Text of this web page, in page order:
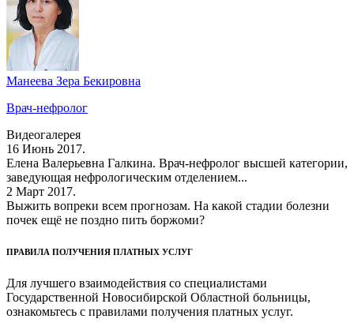
Манеева Зера Бекировна
Врач-нефролог
Видеогалерея
16 Июнь 2017.
Елена Валерьевна Галкина. Врач-нефролог высшей категории,
заведующая нефрологическим отделением...
2 Март 2017.
Выжить вопреки всем прогнозам. На какой стадии болезни
почек ещё не поздно пить боржоми?
ПРАВИЛА ПОЛУЧЕНИЯ ПЛАТНЫХ УСЛУГ
Для лучшего взаимодействия со специалистами
Государственной Новосибирской Областной больницы,
ознакомьтесь с правилами получения платных услуг.